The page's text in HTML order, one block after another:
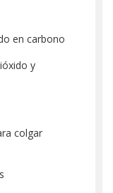
en carbono
y
colgar